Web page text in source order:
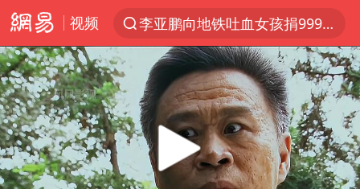
视频
李亚鹏向地铁吐血女孩捐99999元
探寻“技能+”促就业创业新路
周杰伦方辟谣“私生子”传闻
山东财大教授刘海明逝世 终年38岁
官方通报传销头目出狱办书院
逃犯看演唱会 刚出地铁就被逮住